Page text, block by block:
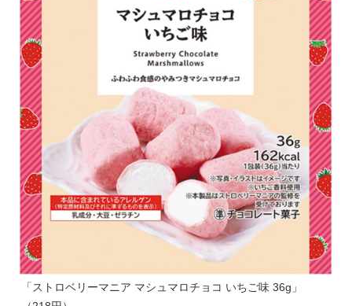
「ストロベリーマニア マシュマロチョコ いちご味 36g」